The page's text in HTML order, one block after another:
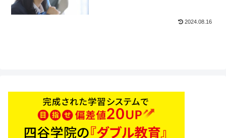
2024.08.16